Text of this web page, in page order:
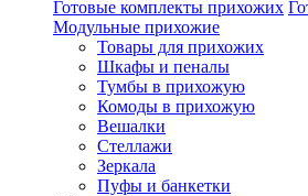
Готовые комплекты прихожих
Модульные прихожие
Товары для прихожих
Шкафы и пеналы
Тумбы в прихожую
Комоды в прихожую
Вешалки
Стеллажи
Зеркала
Пуфы и банкетки